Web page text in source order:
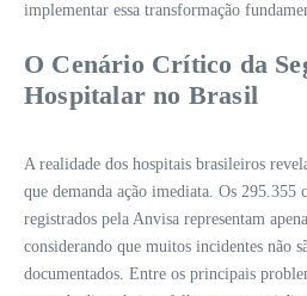
implementar essa transformação
O Cenário Crítico da
Hospitalar no Brasil
A realidade dos hospitais brasileiros
que demanda ação imediata. Os 295.355
registrados pela Anvisa representam
considerando que muitos incidentes não
documentados. Entre os principais